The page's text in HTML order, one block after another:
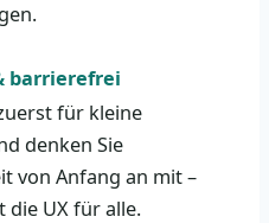
barrierefrei
für kleine
denken Sie
von Anfang an mit –
die UX für alle.